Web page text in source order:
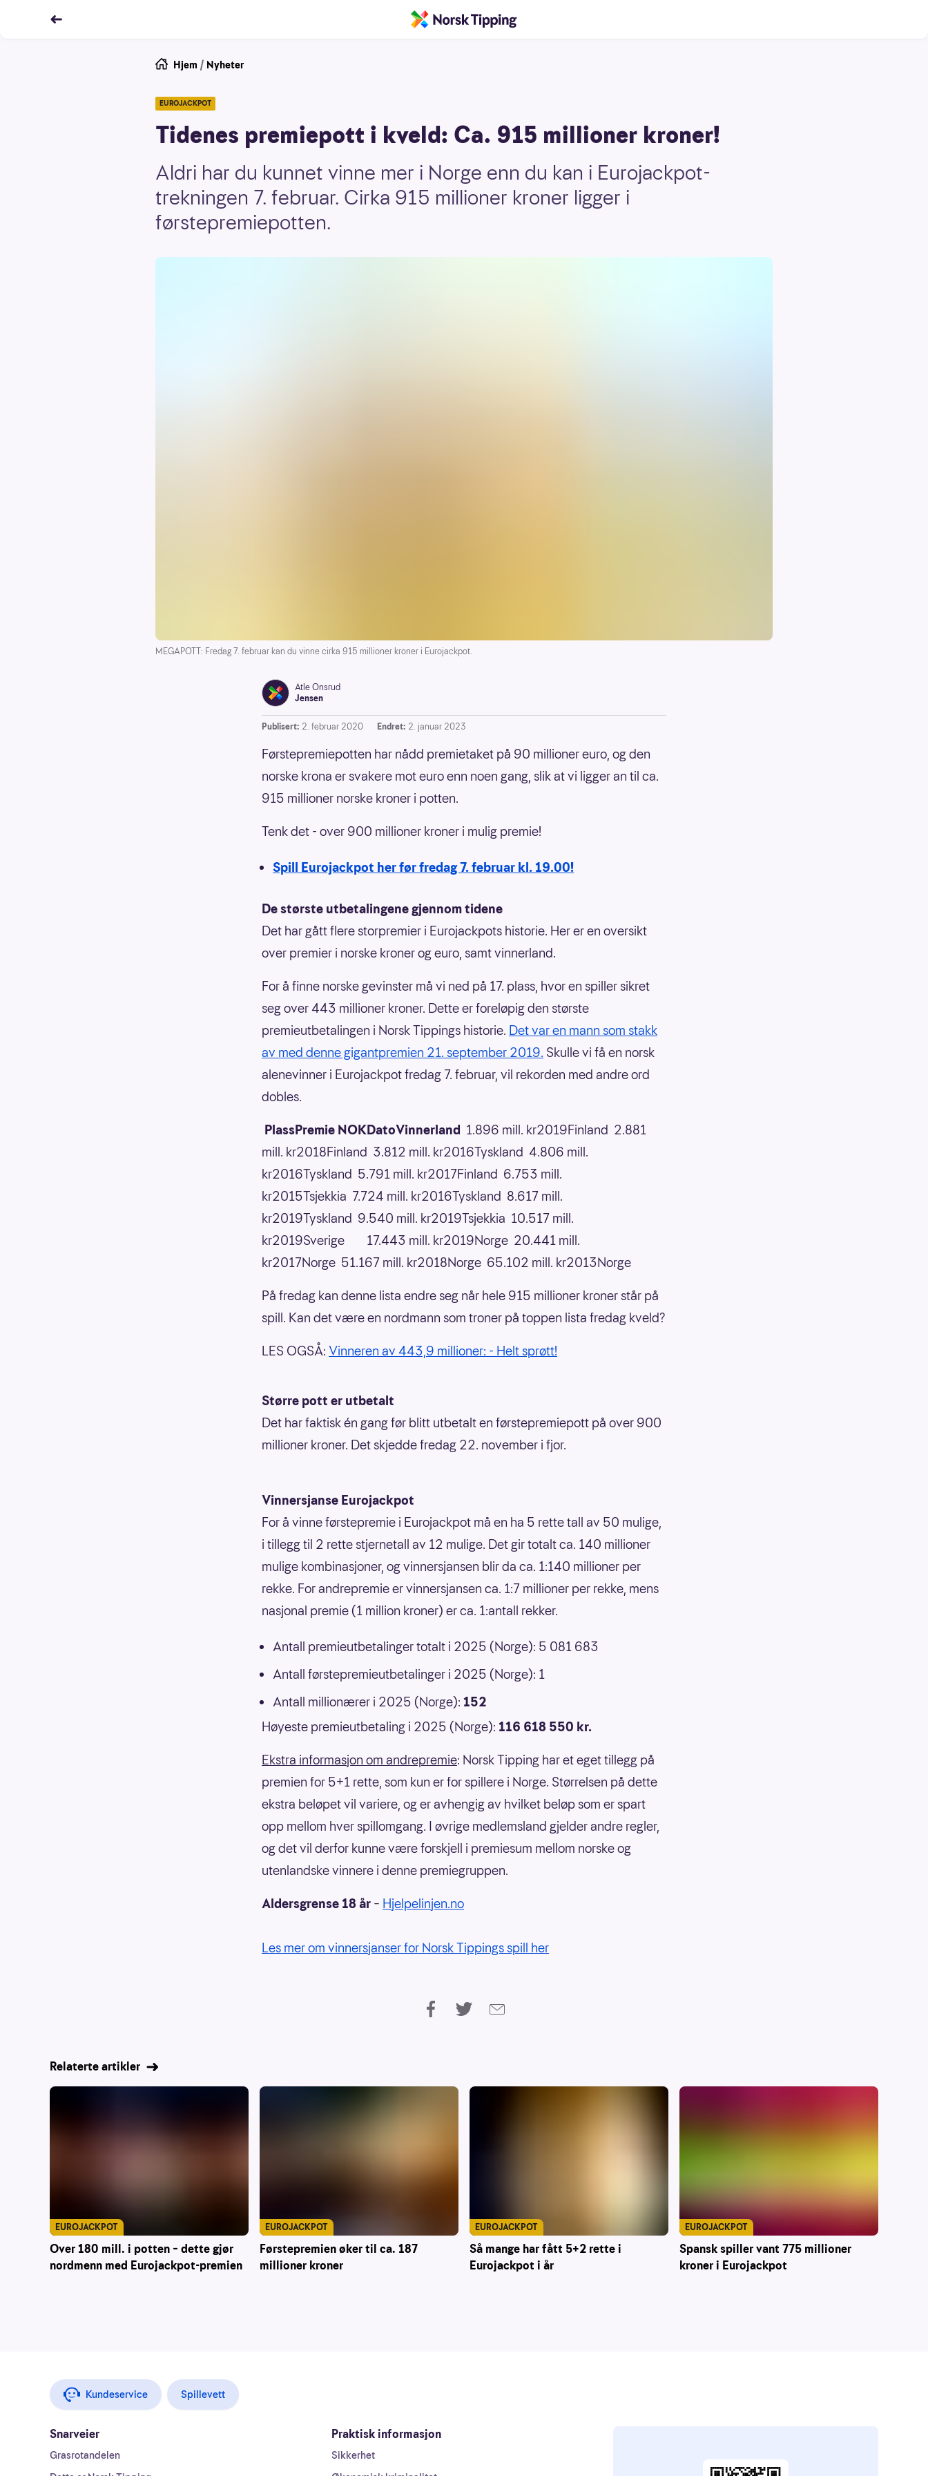
Hjem / Nyheter
EUROJACKPOT
Tidenes premiepott i kveld: Ca. 915 millioner kroner!
Aldri har du kunnet vinne mer i Norge enn du kan i Eurojackpot-
trekningen 7. februar. Cirka 915 millioner kroner ligger i
førstepremiepotten.
MEGAPOTT: Fredag 7. februar kan du vinne cirka 915 millioner kroner i Eurojackpot.
Atle Onsrud
Jensen
Publisert: 2. februar 2020 Endret: 2. januar 2023
Førstepremiepotten har nådd premietaket på 90 millioner euro, og den
norske krona er svakere mot euro enn noen gang, slik at vi ligger an til ca.
915 millioner norske kroner i potten.
Tenk det - over 900 millioner kroner i mulig premie!
Spill Eurojackpot her før fredag 7. februar kl. 19.00!
De største utbetalingene gjennom tidene
Det har gått flere storpremier i Eurojackpots historie. Her er en oversikt
over premier i norske kroner og euro, samt vinnerland.
For å finne norske gevinster må vi ned på 17. plass, hvor en spiller sikret
seg over 443 millioner kroner. Dette er foreløpig den største
premieutbetalingen i Norsk Tippings historie. Det var en mann som stakk
av med denne gigantpremien 21. september 2019. Skulle vi få en norsk
alenevinner i Eurojackpot fredag 7. februar, vil rekorden med andre ord
dobles.
PlassPremie NOKDatoVinnerland 1.896 mill. kr2019Finland 2.881
mill. kr2018Finland 3.812 mill. kr2016Tyskland 4.806 mill.
kr2016Tyskland 5.791 mill. kr2017Finland 6.753 mill.
kr2015Tsjekkia 7.724 mill. kr2016Tyskland 8.617 mill.
kr2019Tyskland 9.540 mill. kr2019Tsjekkia 10.517 mill.
kr2019Sverige 17.443 mill. kr2019Norge 20.441 mill.
kr2017Norge 51.167 mill. kr2018Norge 65.102 mill. kr2013Norge
På fredag kan denne lista endre seg når hele 915 millioner kroner står på
spill. Kan det være en nordmann som troner på toppen lista fredag kveld?
LES OGSÅ: Vinneren av 443,9 millioner: - Helt sprøtt!
Større pott er utbetalt
Det har faktisk én gang før blitt utbetalt en førstepremiepott på over 900
millioner kroner. Det skjedde fredag 22. november i fjor.
Vinnersjanse Eurojackpot
For å vinne førstepremie i Eurojackpot må en ha 5 rette tall av 50 mulige,
i tillegg til 2 rette stjernetall av 12 mulige. Det gir totalt ca. 140 millioner
mulige kombinasjoner, og vinnersjansen blir da ca. 1:140 millioner per
rekke. For andrepremie er vinnersjansen ca. 1:7 millioner per rekke, mens
nasjonal premie (1 million kroner) er ca. 1:antall rekker.
Antall premieutbetalinger totalt i 2025 (Norge): 5 081 683
Antall førstepremieutbetalinger i 2025 (Norge): 1
Antall millionærer i 2025 (Norge): 152
Høyeste premieutbetaling i 2025 (Norge): 116 618 550 kr.
Ekstra informasjon om andrepremie: Norsk Tipping har et eget tillegg på
premien for 5+1 rette, som kun er for spillere i Norge. Størrelsen på dette
ekstra beløpet vil variere, og er avhengig av hvilket beløp som er spart
opp mellom hver spillomgang. I øvrige medlemsland gjelder andre regler,
og det vil derfor kunne være forskjell i premiesum mellom norske og
utenlandske vinnere i denne premiegruppen.
Aldersgrense 18 år – Hjelpelinjen.no
Les mer om vinnersjanser for Norsk Tippings spill her
Relaterte artikler
Over 180 mill. i potten – dette gjør
nordmenn med Eurojackpot-premien
EUROJACKPOT
Førstepremien øker til ca. 187
millioner kroner
EUROJACKPOT
Så mange har fått 5+2 rette i
Eurojackpot i år
EUROJACKPOT
Spansk spiller vant 775 millioner
kroner i Eurojackpot
EUROJACKPOT
Kundeservice Spillevett
Snarveier
Grasrotandelen
Praktisk informasjon
Sikkerhet